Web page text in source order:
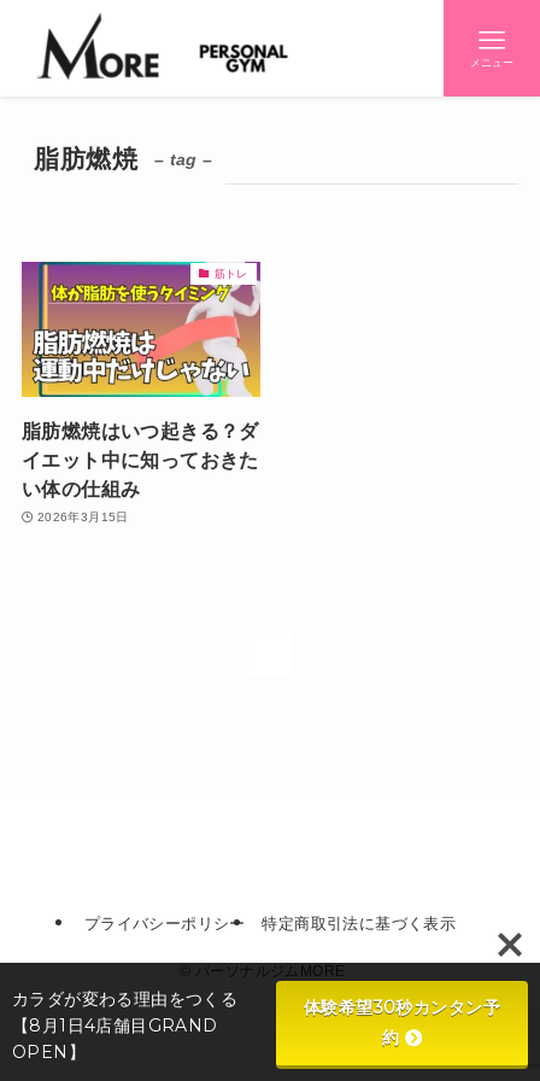
メニュー
脂肪燃焼 – tag –
筋トレ
脂肪燃焼はいつ起きる？ダ
イエット中に知っておきた
い体の仕組み
2026年3月15日
プライバシーポリシー 特定商取引法に基づく表示
パーソナルジムMORE
カラダが変わる理由をつくる
【8月1日4店舗目GRAND
OPEN】
体験希望30秒カンタン予
約